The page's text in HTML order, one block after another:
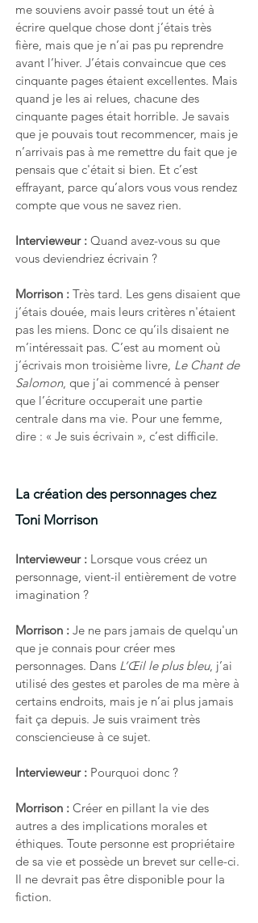
me souviens avoir passé tout un été à
écrire quelque chose dont j’étais très
fière, mais que je n’ai pas pu reprendre
avant l’hiver. J’étais convaincue que ces
cinquante pages étaient excellentes. Mais
quand je les ai relues, chacune des
cinquante pages était horrible. Je savais
que je pouvais tout recommencer, mais je
n’arrivais pas à me remettre du fait que je
pensais que c'était si bien. Et c’est
effrayant, parce qu’alors vous vous rendez
compte que vous ne savez rien.
Intervieweur : Quand avez-vous su que
vous deviendriez écrivain ?
Morrison : Très tard. Les gens disaient que
j’étais douée, mais leurs critères n'étaient
pas les miens. Donc ce qu’ils disaient ne
m’intéressait pas. C’est au moment où
j’écrivais mon troisième livre, Le Chant de
Salomon, que j’ai commencé à penser
que l’écriture occuperait une partie
centrale dans ma vie. Pour une femme,
dire : « Je suis écrivain », c’est difficile.
La création des personnages chez
Toni Morrison
Intervieweur : Lorsque vous créez un
personnage, vient-il entièrement de votre
imagination ?
Morrison : Je ne pars jamais de quelqu'un
que je connais pour créer mes
personnages. Dans L’Œil le plus bleu, j’ai
utilisé des gestes et paroles de ma mère à
certains endroits, mais je n’ai plus jamais
fait ça depuis. Je suis vraiment très
consciencieuse à ce sujet.
Intervieweur : Pourquoi donc ?
Morrison : Créer en pillant la vie des
autres a des implications morales et
éthiques. Toute personne est propriétaire
de sa vie et possède un brevet sur celle-ci.
Il ne devrait pas être disponible pour la
fiction.